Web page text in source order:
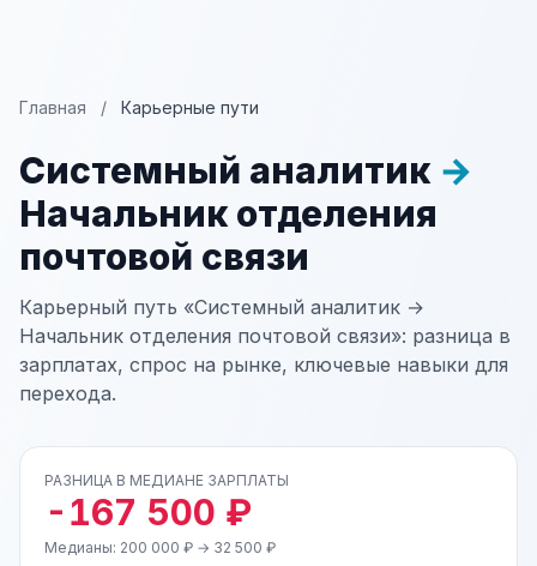
Главная / Карьерные пути
Системный аналитик →
Начальник отделения
почтовой связи
Карьерный путь «Системный аналитик →
Начальник отделения почтовой связи»: разница в
зарплатах, спрос на рынке, ключевые навыки для
перехода.
РАЗНИЦА В МЕДИАНЕ ЗАРПЛАТЫ
-167 500 ₽
Медианы: 200 000 ₽ → 32 500 ₽